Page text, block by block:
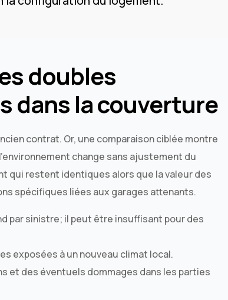
doubles
dans la couverture
contrat. Or, une comparaison ciblée montre
change sans ajustement du
qui restent identiques alors que la valeur des
spécifiques liées aux garages attenants.
par sinistre; il peut être insuffisant pour des
exposées à un nouveau climat local.
et des éventuels dommages dans les parties